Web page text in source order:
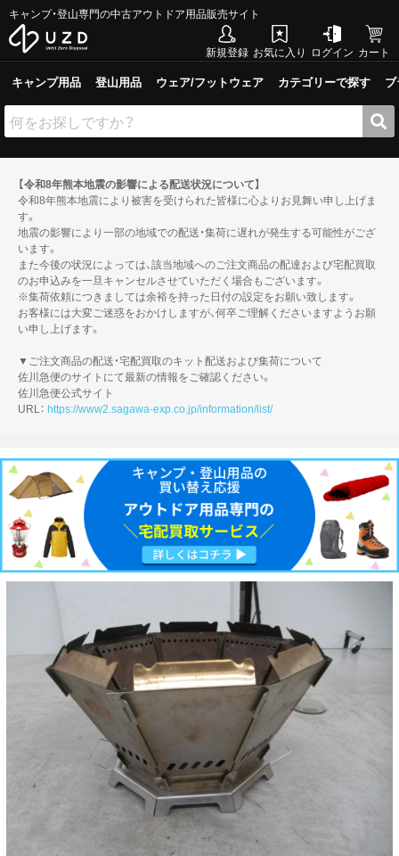
キャンプ・登山専門の中古アウトドア用品販売サイト
新規登録 お気に入り ログイン カート
キャンプ用品 登山用品 ウェア/フットウェア カテゴリーで探す
【令和8年熊本地震の影響による配送状況について】
令和8年熊本地震により被害を受けられた皆様に心よりお見舞い申し上げま
す。
地震の影響により一部の地域での配送・集荷に遅れが発生する可能性がござ
います。
また今後の状況によっては、該当地域へのご注文商品の配達および宅配買取
のお申込みを一旦キャンセルさせていただく場合もございます。
※集荷依頼につきましては余裕を持った日付の設定をお願い致します。
お客様には大変ご迷惑をおかけしますが、何卒ご理解くださいますようお願
い申し上げます。
▼ご注文商品の配送・宅配買取のキット配送および集荷について
佐川急便のサイトにて最新の情報をご確認ください。
佐川急便公式サイト
URL： https://www2.sagawa-exp.co.jp/information/list/